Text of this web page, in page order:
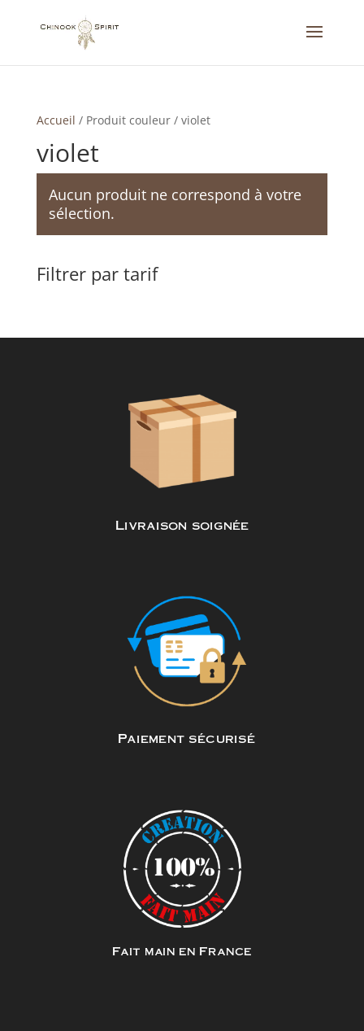
Accueil / Produit couleur/ violet
violet
Aucun produit ne correspond à votre
sélection.
Filtrer par tarif
Livraison soignée
Paiement sécurisé
Fait main en France